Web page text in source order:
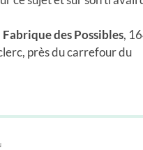
Fabrique desPossibles,
près du carrefour du